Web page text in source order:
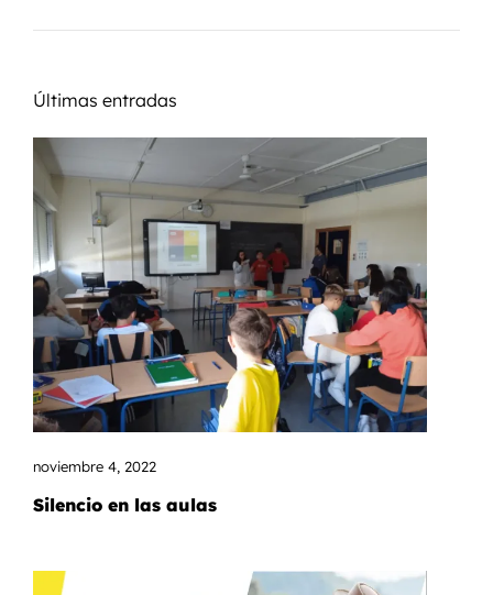
Últimas entradas
noviembre 4, 2022
Silencio en las aulas